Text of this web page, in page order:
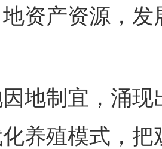
资产资源，
制宜，涌现
养殖模式，